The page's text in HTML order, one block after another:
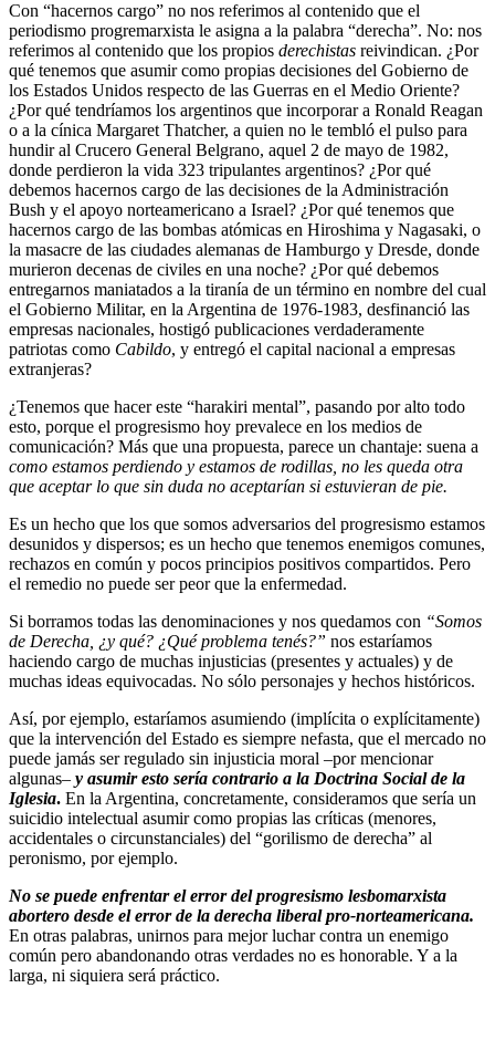
Con “hacernos cargo” no nos referimos al contenido que el
periodismo progremarxista le asigna a la palabra “derecha”. No: nos
referimos al contenido que los propios derechistas reivindican. ¿Por
qué tenemos que asumir como propias decisiones del Gobierno de
los Estados Unidos respecto de las Guerras en el Medio Oriente?
¿Por qué tendríamos los argentinos que incorporar a Ronald Reagan
o a la cínica Margaret Thatcher, a quien no le tembló el pulso para
hundir al Crucero General Belgrano, aquel 2 de mayo de 1982,
donde perdieron la vida 323 tripulantes argentinos? ¿Por qué
debemos hacernos cargo de las decisiones de la Administración
Bush y el apoyo norteamericano a Israel? ¿Por qué tenemos que
hacernos cargo de las bombas atómicas en Hiroshima y Nagasaki, o
la masacre de las ciudades alemanas de Hamburgo y Dresde, donde
murieron decenas de civiles en una noche? ¿Por qué debemos
entregarnos maniatados a la tiranía de un término en nombre del cual
el Gobierno Militar, en la Argentina de 1976-1983, desfinanció las
empresas nacionales, hostigó publicaciones verdaderamente
patriotas como Cabildo, y entregó el capital nacional a empresas
extranjeras?
¿Tenemos que hacer este “harakiri mental”, pasando por alto todo
esto, porque el progresismo hoy prevalece en los medios de
comunicación? Más que una propuesta, parece un chantaje: suena a
como estamos perdiendo y estamos de rodillas, no les queda otra
que aceptar lo que sin duda no aceptarían si estuvieran de pie.
Es un hecho que los que somos adversarios del progresismo estamos
desunidos y dispersos; es un hecho que tenemos enemigos comunes,
rechazos en común y pocos principios positivos compartidos. Pero
el remedio no puede ser peor que la enfermedad.
Si borramos todas las denominaciones y nos quedamos con “Somos
de Derecha, ¿y qué? ¿Qué problema tenés?” nos estaríamos
haciendo cargo de muchas injusticias (presentes y actuales) y de
muchas ideas equivocadas. No sólo personajes y hechos históricos.
Así, por ejemplo, estaríamos asumiendo (implícita o explícitamente)
que la intervención del Estado es siempre nefasta, que el mercado no
puede jamás ser regulado sin injusticia moral –por mencionar
algunas– y asumir esto sería contrario a la Doctrina Social de la
Iglesia. En la Argentina, concretamente, consideramos que sería un
suicidio intelectual asumir como propias las críticas (menores,
accidentales o circunstanciales) del “gorilismo de derecha” al
peronismo, por ejemplo.
No se puede enfrentar el error del progresismo lesbomarxista
abortero desde el error de la derecha liberal pro-norteamericana.
En otras palabras, unirnos para mejor luchar contra un enemigo
común pero abandonando otras verdades no es honorable. Y a la
larga, ni siquiera será práctico.